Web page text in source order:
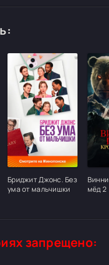
[/
Бриджит Джонс. Без
ума от мальчишки
[/
мёд 2
запрещено: